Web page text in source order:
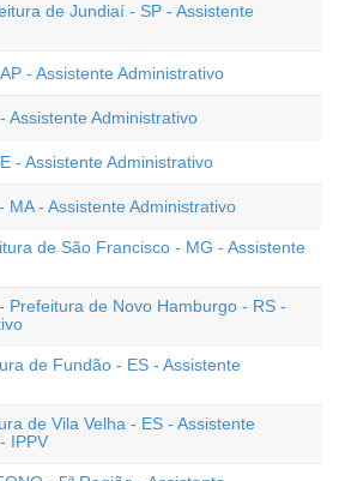
de Jundiaí - SP - Assistente
- Assistente Administrativo
Assistente Administrativo
- Assistente Administrativo
- Assistente Administrativo
de São Francisco - MG - Assistente
Prefeitura de Novo Hamburgo - RS -
de Fundão - ES - Assistente
de Vila Velha - ES - Assistente
IPPV